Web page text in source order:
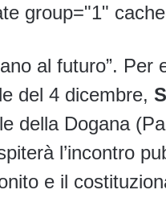
group="1"
al futuro”. Per
del 4 dicembre,
della Dogana
l’incontro
e il